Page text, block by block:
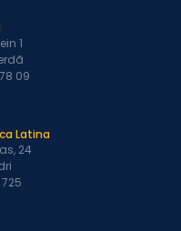
1
09
Latina
24